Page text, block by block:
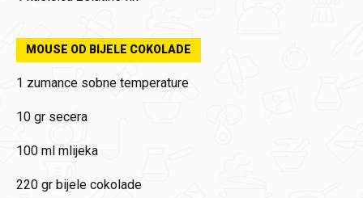
MOUSE OD BIJELE COKOLADE
1 zumance sobne temperature
10 gr secera
100 ml mlijeka
220 gr bijele cokolade